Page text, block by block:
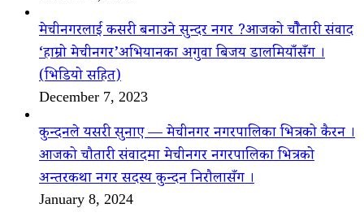
मेचीनगरलाई कसरी बनाउने सुन्दर नगर ?आजको चौैतारी संवाद
‘हाम्रो मेचीनगर’अभियानका अगुवा बिजय डालमियाँसँग ।
(भिडियो सहित)
December 7, 2023
कुन्दनले यसरी सुनाए — मेचीनगर नगरपालिका भित्रको कैरन ।
आजको चौतारी संवादमा मेचीनगर नगरपालिका भित्रको
अन्तरकथा नगर सदस्य कुन्दन निरौलासँग ।
January 8, 2024